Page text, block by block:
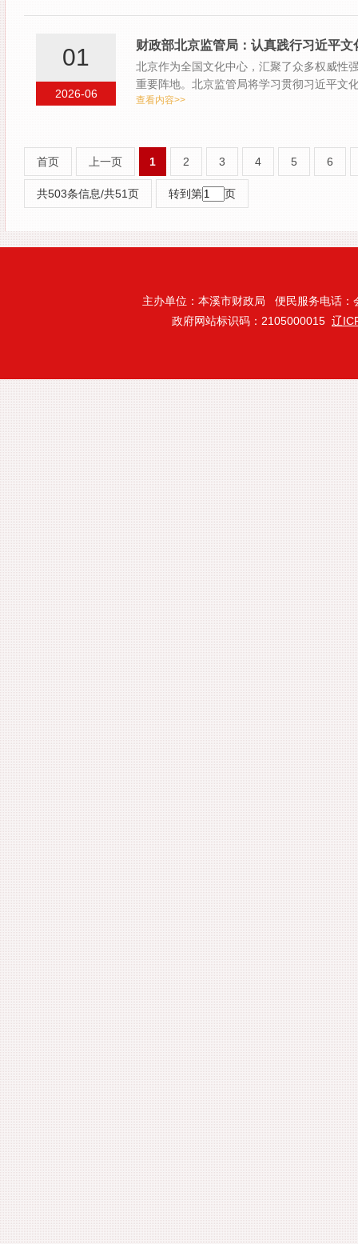
2026-06
01 财政部北京监管局：认真践行习近平
北京作为全国文化中心，汇聚了众多权威性
重要阵地。北京监管局将学习贯彻习近平文
足…
查看内容>>
首页 上一页 1 2 3 4 5 6
共503条信息/共51页 转到第 页
主办单位：本溪市财政局 便民服务电话
政府网站标识码：2105000015 辽